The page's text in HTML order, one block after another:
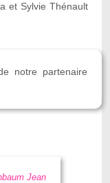
et Sylvie Thénault
notre partenaire
Jean